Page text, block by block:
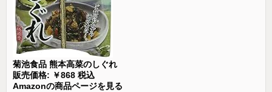
菊池食品 熊本高菜のしぐれ
販売価格: ￥868 税込
Amazonの商品ページを見る